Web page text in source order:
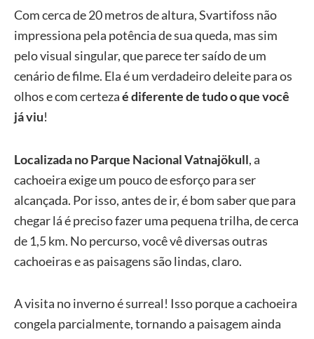
Com cerca de 20 metros de altura, Svartifoss não
impressiona pela potência de sua queda, mas sim
pelo visual singular, que parece ter saído de um
cenário de filme. Ela é um verdadeiro deleite para os
olhos e com certezaé diferente de tudo o que você
já viu!
Localizada no Parque Nacional Vatnajökull, a
cachoeira exige um pouco de esforço para ser
alcançada. Por isso, antes de ir, é bom saber que para
chegar lá é preciso fazer uma pequena trilha, de cerca
de 1,5 km. No percurso, você vê diversas outras
cachoeiras e as paisagens são lindas, claro.
A visita no inverno é surreal! Isso porque a cachoeira
congela parcialmente, tornando a paisagem ainda